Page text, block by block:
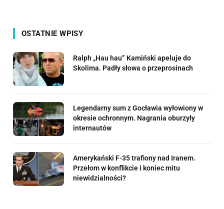
OSTATNIE WPISY
Ralph „Hau hau” Kamiński apeluje do
Skolima. Padły słowa o przeprosinach
Legendarny sum z Gocławia wyłowiony w
okresie ochronnym. Nagrania oburzyły
internautów
Amerykański F-35 trafiony nad Iranem.
Przełom w konflikcie i koniec mitu
niewidzialności?